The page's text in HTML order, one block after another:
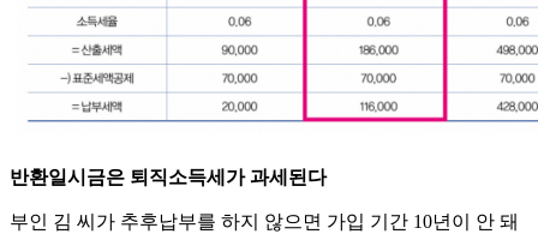
반환일시금은 퇴직소득세가 과세된다
부인 김 씨가 추후납부를 하지 않으면 가입 기간 10년이 안 돼